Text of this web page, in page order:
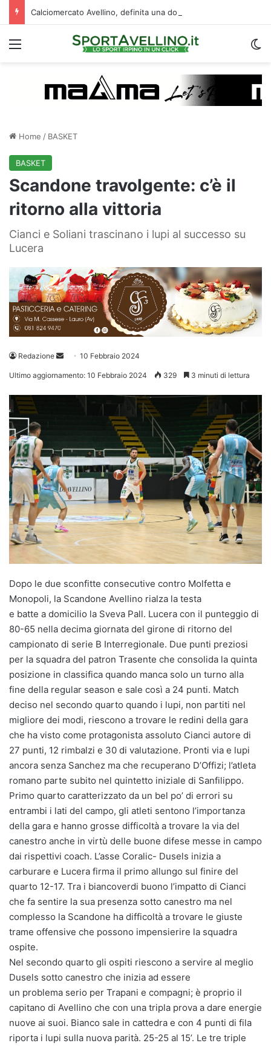
Menu
Home / BASKET
BASKET
Scandone travolgente: c’è il
ritorno alla vittoria
Cianci e Soliani trascinano i lupi al successo su
Lucera
Redazione
Invia 10 Febbraio 2024
Ultimo aggiornamento: 10 Febbraio 2024 329 3 minuti di lettura
Dopo le due sconfitte consecutive contro Molfetta e
Monopoli, la Scandone Avellino rialza la testa
e batte a domicilio la Sveva Pall. Lucera con il punteggio di
80-65 nella decima giornata del girone di ritorno del
campionato di serie B Interregionale. Due punti preziosi
per la squadra del patron Trasente che consolida la quinta
posizione in classifica quando manca solo un turno alla
fine della regular season e sale così a 24 punti. Match
deciso nel secondo quarto quando i lupi, non partiti nel
migliore dei modi, riescono a trovare le redini della gara
che ha visto come protagonista assoluto Cianci autore di
27 punti, 12 rimbalzi e 30 di valutazione. Pronti via e lupi
ancora senza Sanchez ma che recuperano D’Offizi; l’atleta
romano parte subito nel quintetto iniziale di Sanfilippo.
Primo quarto caratterizzato da un bel po’ di errori su
entrambi i lati del campo, gli atleti sentono l’importanza
della gara e hanno grosse difficoltà a trovare la via del
canestro anche in virtù delle buone difese messe in campo
dai rispettivi coach. L’asse Coralic- Dusels inizia a
carburare e Lucera firma il primo allungo sul finire del
quarto 12-17. Tra i biancoverdi buono l’impatto di Cianci
che fa sentire la sua presenza sotto canestro ma nel
complesso la Scandone ha difficoltà a trovare le giuste
trame offensive che possono impensierire la squadra
ospite.
Nel secondo quarto gli ospiti riescono a servire al meglio
Dusels sotto canestro che inizia ad essere
un problema serio per Trapani e compagni; è proprio il
capitano di Avellino che con una tripla prova a dare energie
nuove ai suoi. Bianco sale in cattedra e con 4 punti di fila
riporta i lupi sulla nuova parità. 25-25 al 15’. Le tre triple